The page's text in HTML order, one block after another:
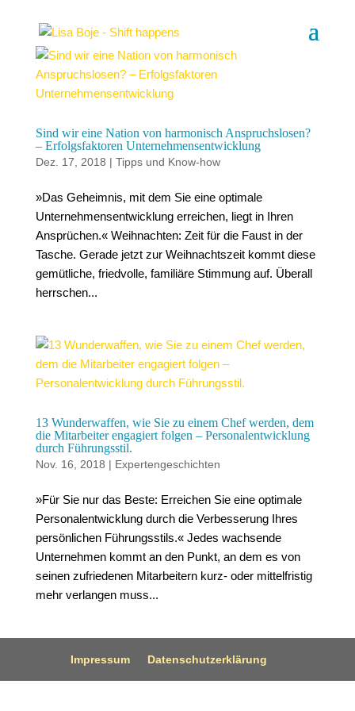
Sind wir eine Nation von harmonisch Anspruchslosen?
– Erfolgsfaktoren Unternehmensentwicklung
Dez. 17, 2018 | Tipps und Know-how
»Das Geheimnis, mit dem Sie eine optimale
Unternehmensentwicklung erreichen, liegt in Ihren
Ansprüchen.« Weihnachten: Zeit für die Faust in der
Tasche. Gerade jetzt zur Weihnachtszeit kommt diese
gemütliche, friedvolle, familiäre Stimmung auf. Überall
herrschen...
13 Wunderwaffen, wie Sie zu einem Chef werden, dem
die Mitarbeiter engagiert folgen – Personalentwicklung
durch Führungsstil.
Nov. 16, 2018 | Expertengeschichten
»Für Sie nur das Beste: Erreichen Sie eine optimale
Personalentwicklung durch die Verbesserung Ihres
persönlichen Führungsstils.« Jedes wachsende
Unternehmen kommt an den Punkt, an dem es von
seinen zufriedenen Mitarbeitern kurz- oder mittelfristig
mehr verlangen muss...
Impressum Datenschutzerklärung